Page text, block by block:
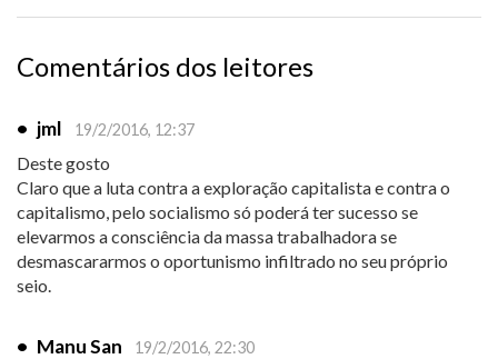
Comentários dos leitores
• jml 19/2/2016, 12:37
Deste gosto
Claro que a luta contra a exploração capitalista e contra o
capitalismo, pelo socialismo só poderá ter sucesso se
elevarmos a consciência da massa trabalhadora se
desmascararmos o oportunismo infiltrado no seu próprio
seio.
• Manu San 19/2/2016, 22:30